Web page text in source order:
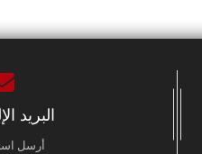
البريد
أرسل